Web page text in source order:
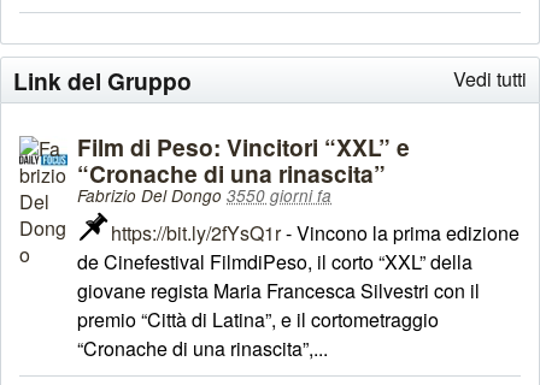
Vedi tutti
Link del Gruppo
Film di Peso: Vincitori “XXL” e
“Cronache di una rinascita”
Fabrizio Del Dongo 3550 giorni fa
https://bit.ly/2fYsQ1r- Vincono la prima edizione
de Cinefestival FilmdiPeso, il corto “XXL” della
giovane regista Maria Francesca Silvestri con il
premio “Città di Latina”, e il cortometraggio
“Cronache di una rinascita”,...